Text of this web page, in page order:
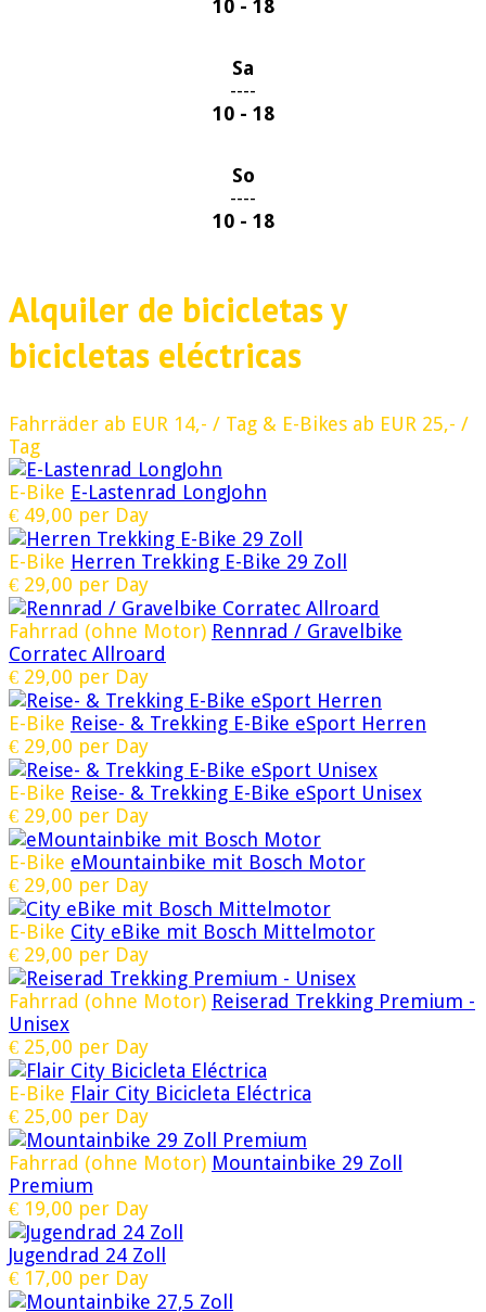
10 - 18
Sa
----
10 - 18
So
----
10 - 18
Alquiler de bicicletas y
bicicletas eléctricas
Fahrräder ab EUR 14,- / Tag & E-Bikes ab EUR 25,- /
Tag
E-Bike E-Lastenrad LongJohn
€ 49,00 per Day
E-Bike Herren Trekking E-Bike 29 Zoll
€ 29,00 per Day
Fahrrad (ohne Motor) Rennrad / Gravelbike
Corratec Allroard
€ 29,00 per Day
E-Bike Reise- & Trekking E-Bike eSport Herren
€ 29,00 per Day
E-Bike Reise- & Trekking E-Bike eSport Unisex
€ 29,00 per Day
E-Bike eMountainbike mit Bosch Motor
€ 29,00 per Day
E-Bike City eBike mit Bosch Mittelmotor
€ 29,00 per Day
Fahrrad (ohne Motor) Reiserad Trekking Premium -
Unisex
€ 25,00 per Day
E-Bike Flair City Bicicleta Eléctrica
€ 25,00 per Day
Fahrrad (ohne Motor) Mountainbike 29 Zoll
Premium
€ 19,00 per Day
Jugendrad 24 Zoll
€ 17,00 per Day